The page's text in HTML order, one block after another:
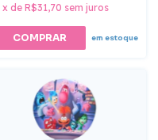
x de R$31,70 sem juros
COMPRAR em estoque